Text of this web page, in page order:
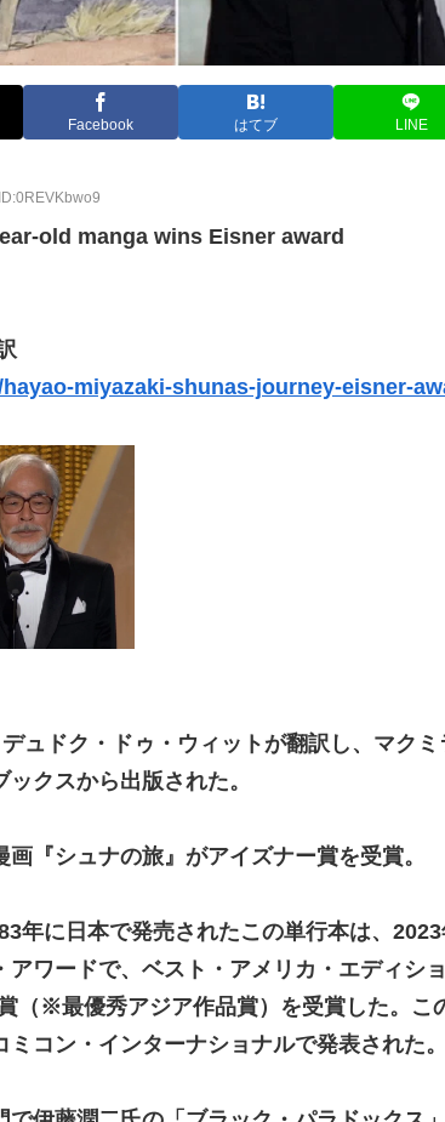
Facebook はてブ LINE
ID:0REVKbwo9
old manga wins Eisner award
miyazaki-shunas-journey-eisner-
ュドク・ドゥ・ウィットが翻訳し、マク
クスから出版された。
『シュナの旅』がアイズナー賞を受賞。
年に日本で発売されたこの単行本は、
アワードで、ベスト・アメリカ・エディシ
（※最優秀アジア作品賞）を受賞した。こ
コン・インターナショナルで発表された。